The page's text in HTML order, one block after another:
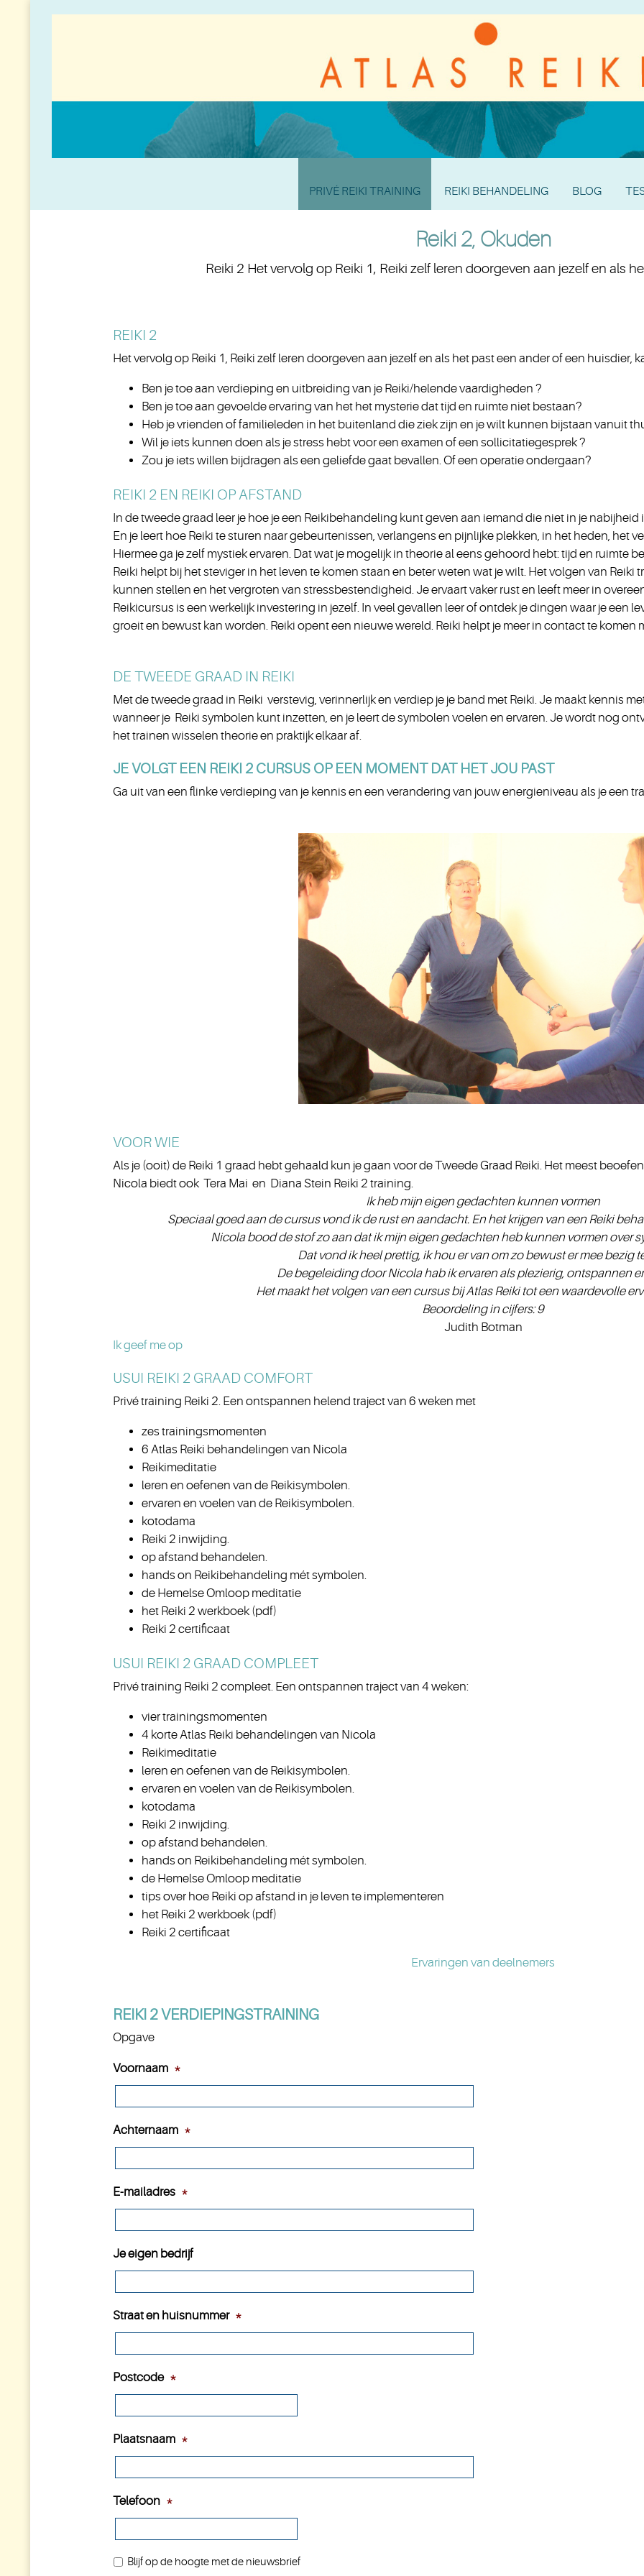
PRIVÉ REIKI TRAINING REIKI BEHANDELING BLOG
Reiki 2, Okuden
Reiki 2 Het vervolg op Reiki 1, Reiki zelf leren doorgeven aan jezelf en als
REIKI 2
Het vervolg op Reiki 1, Reiki zelf leren doorgeven aan jezelf en als het past een ander of een huisdier,
Ben je toe aan verdieping en uitbreiding van je Reiki/helende vaardigheden ?
Ben je toe aan gevoelde ervaring van het het mysterie dat tijd en ruimte niet bestaan?
Heb je vrienden of familieleden in het buitenland die ziek zijn en je wilt kunnen bijstaan vanuit
Wil je iets kunnen doen als je stress hebt voor een examen of een sollicitatiegesprek ?
Zou je iets willen bijdragen als een geliefde gaat bevallen. Of een operatie ondergaan?
REIKI 2 EN REIKI OP AFSTAND
In de tweede graad leer je hoe je een Reikibehandeling kunt geven aan iemand die niet in je nabijheid
En je leert hoe Reiki te sturen naar gebeurtenissen, verlangens en pijnlijke plekken, in het heden, het
Hiermee ga je zelf mystiek ervaren. Dat wat je mogelijk in theorie al eens gehoord hebt: tijd en ruimte
Reiki helpt bij het steviger in het leven te komen staan en beter weten wat je wilt. Het volgen van Reiki
kunnen stellen en het vergroten van stressbestendigheid. Je ervaart vaker rust en leeft meer in
Reikicursus is een werkelijk investering in jezelf. In veel gevallen leer of ontdek je dingen waar je een
groeit en bewust kan worden. Reiki opent een nieuwe wereld. Reiki helpt je meer in contact te komen
DE TWEEDE GRAAD IN REIKI
Met de tweede graad in Reiki verstevig, verinnerlijk en verdiep je je band met Reiki. Je maakt kennis
wanneer je Reiki symbolen kunt inzetten, en je leert de symbolen voelen en ervaren. Je wordt nog
het trainen wisselen theorie en praktijk elkaar af.
JE VOLGT EEN REIKI 2 CURSUS OP EEN MOMENT DAT HET JOU PAST
Ga uit van een flinke verdieping van je kennis en een verandering van jouw energieniveau als je een
VOOR WIE
Als je (ooit) de Reiki 1 graad hebt gehaald kun je gaan voor de Tweede Graad Reiki. Het meest
Nicola biedt ook Tera Mai en Diana Stein Reiki 2 training.
Ik heb mijn eigen gedachten kunnen vormen
Speciaal goed aan de cursus vond ik de rust en aandacht. En het krijgen van een Reiki
Nicola bood de stof zo aan dat ik mijn eigen gedachten heb kunnen vormen over
Dat vond ik heel prettig, ik hou er van om zo bewust er mee bezig
De begeleiding door Nicola hab ik ervaren als plezierig, ontspannen
Het maakt het volgen van een cursus bij Atlas Reiki tot een waardevolle
Beoordeling in cijfers: 9
Judith Botman
Ik geef me op
USUI REIKI 2 GRAAD COMFORT
Privé training Reiki 2. Een ontspannen helend traject van 6 weken met
zes trainingsmomenten
6 Atlas Reiki behandelingen van Nicola
Reikimeditatie
leren en oefenen van de Reikisymbolen.
ervaren en voelen van de Reikisymbolen.
kotodama
Reiki 2 inwijding.
op afstand behandelen.
hands on Reikibehandeling mét symbolen.
de Hemelse Omloop meditatie
het Reiki 2 werkboek (pdf)
Reiki 2 certificaat
USUI REIKI 2 GRAAD COMPLEET
Privé training Reiki 2 compleet. Een ontspannen traject van 4 weken:
vier trainingsmomenten
4 korte Atlas Reiki behandelingen van Nicola
Reikimeditatie
leren en oefenen van de Reikisymbolen.
ervaren en voelen van de Reikisymbolen.
kotodama
Reiki 2 inwijding.
op afstand behandelen.
hands on Reikibehandeling mét symbolen.
de Hemelse Omloop meditatie
tips over hoe Reiki op afstand in je leven te implementeren
het Reiki 2 werkboek (pdf)
Reiki 2 certificaat
Ervaringen van deelnemers
REIKI 2 VERDIEPINGSTRAINING
Opgave
Voornaam *
Achternaam *
E-mailadres *
Je eigen bedrijf
Straat en huisnummer *
Postcode *
Plaatsnaam *
Telefoon *
Blijf op de hoogte met de nieuwsbrief